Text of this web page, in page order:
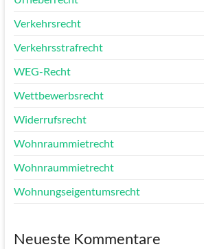
Verkehrsrecht
Verkehrsstrafrecht
WEG-Recht
Wettbewerbsrecht
Widerrufsrecht
Wohnraummietrecht
Wohnraummietrecht
Wohnungseigentumsrecht
Neueste Kommentare